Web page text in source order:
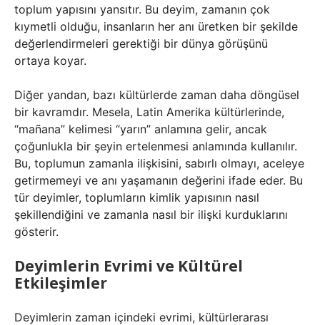
toplum yapısını yansıtır. Bu deyim, zamanın çok
kıymetli olduğu, insanların her anı üretken bir şekilde
değerlendirmeleri gerektiği bir dünya görüşünü
ortaya koyar.
Diğer yandan, bazı kültürlerde zaman daha döngüsel
bir kavramdır. Mesela, Latin Amerika kültürlerinde,
“mañana” kelimesi “yarın” anlamına gelir, ancak
çoğunlukla bir şeyin ertelenmesi anlamında kullanılır.
Bu, toplumun zamanla ilişkisini, sabırlı olmayı, aceleye
getirmemeyi ve anı yaşamanın değerini ifade eder. Bu
tür deyimler, toplumların kimlik yapısının nasıl
şekillendiğini ve zamanla nasıl bir ilişki kurduklarını
gösterir.
Deyimlerin Evrimi ve Kültürel
Etkileşimler
Deyimlerin zaman içindeki evrimi, kültürlerarası